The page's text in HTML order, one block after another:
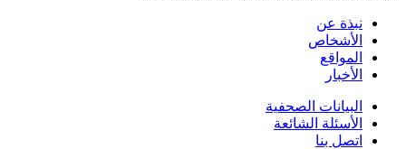
نبذة عن
الأشخاص
المواقع
الأخبار
البيانات الصحفية
الأسئلة الشائعة
اتصل بنا